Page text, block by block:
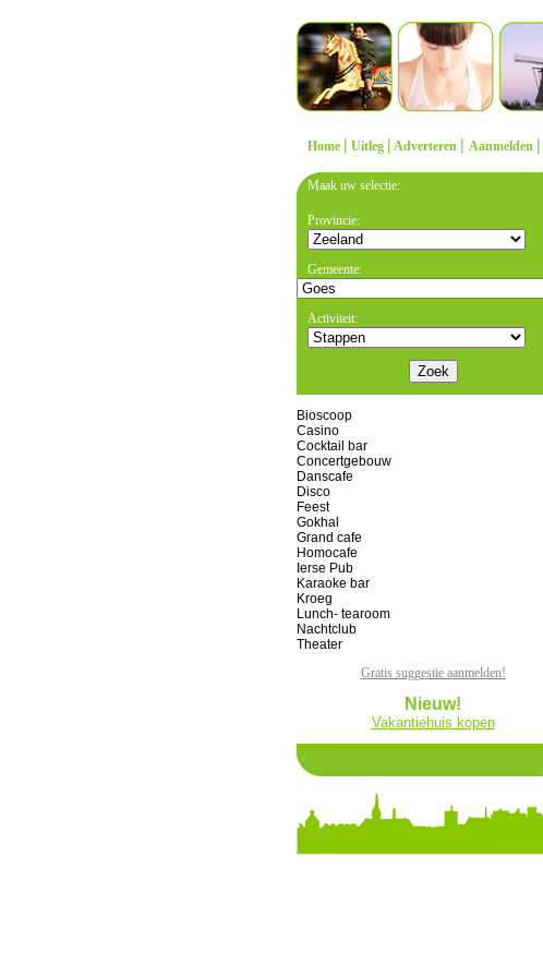
Home | Uitleg | Adverteren | Aanmelden |
Maak uw selectie:
Provincie:
Gemeente:
Activiteit:
Bioscoop
Casino
Cocktail bar
Concertgebouw
Danscafe
Disco
Feest
Gokhal
Grand cafe
Homocafe
Ierse Pub
Karaoke bar
Kroeg
Lunch- tearoom
Nachtclub
Theater
Gratis suggestie aanmelden!
Nieuw!
Vakantiehuis kopen